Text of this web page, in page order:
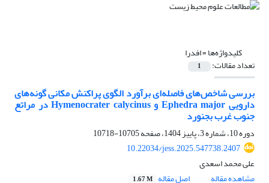
کلیدواژه‌ها =افدرا
تعداد مقالات: 1
بررسی شاخص‌های فاصله‌ای برآورد الگوی پراکنش مکانی گونه‌های
دارویی Ephedra major و Hymenocrater calycinus در مراتع
جنوب غرب بجنورد
دوره 10، شماره 3، پاییز 1404، صفحه
10705-10718
10.22034/jess.2025.547738.2407
علی محمد اسعدی
مشاهده مقاله
اصل مقاله 1.67 M